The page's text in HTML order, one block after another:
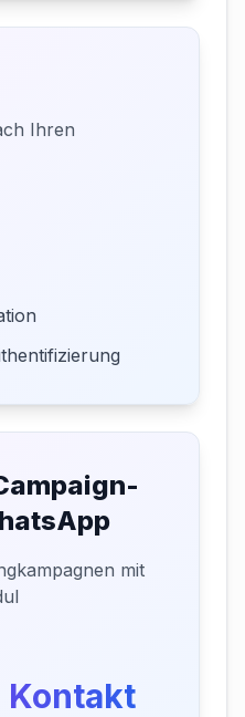
Ihren
mit